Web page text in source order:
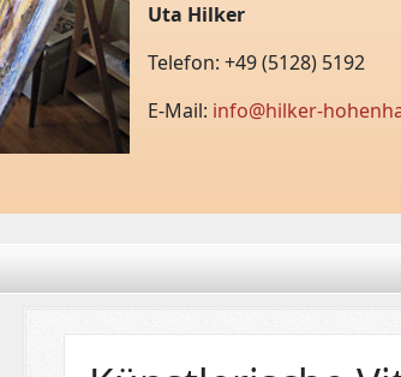
Uta Hilker
Telefon: +49 (5128) 5192
E-Mail: info@hilker-